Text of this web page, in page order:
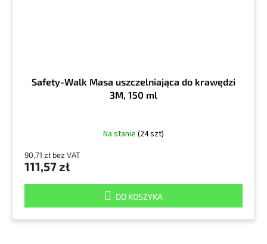
Safety-Walk Masa uszczelniająca do krawędzi
3M, 150 ml
Na stanie (24 szt)
90,71 zł bez VAT
111,57 zł
DO KOSZYKA